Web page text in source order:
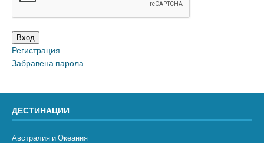
Вход
Регистрация
Забравена парола
ДЕСТИНАЦИИ
Австралия и Океания